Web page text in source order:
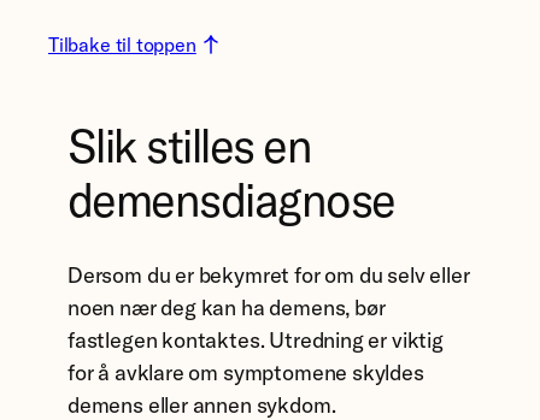
Tilbake til toppen
Slik stilles en
demensdiagnose
Dersom du er bekymret for om du selv eller
noen nær deg kan ha demens, bør
fastlegen kontaktes. Utredning er viktig
for å avklare om symptomene skyldes
demens eller annen sykdom.